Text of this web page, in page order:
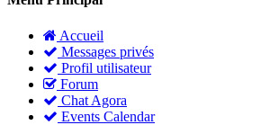
Accueil
Messages privés
Profil utilisateur
Forum
Chat Agora
Events Calendar